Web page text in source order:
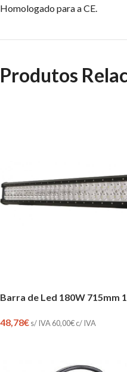
Homologado para a CE.
Produtos
Barra de Led 180W 715mm
48,78€s/ IVA 60,00€c/ IVA